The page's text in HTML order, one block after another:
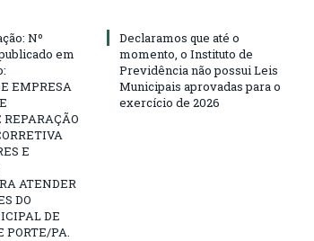
Nº
em
EMPRESA
E
ATENDER
DO
DE
PORTE/PA.
Declaramos que até o
momento, o Instituto de
Previdência não possui Leis
Municipais aprovadas para o
exercício de 2026